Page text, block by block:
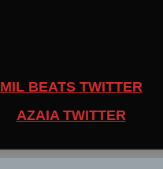
MIL BEATS TWITTER
AZAIA TWITTER